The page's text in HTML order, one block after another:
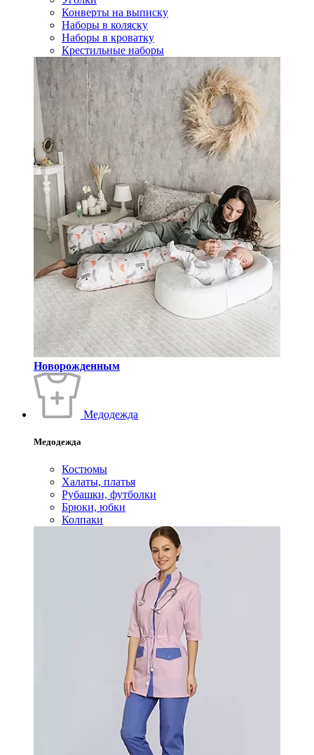
Конверты на выписку
Наборы в коляску
Наборы в кроватку
Крестильные наборы
Новорожденным
Медодежда
Медодежда
Костюмы
Халаты, платья
Рубашки, футболки
Брюки, юбки
Колпаки